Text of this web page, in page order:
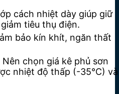
cách nhiệt dày giúp giữ
tiêu thụ điện.
bảo kín khít, ngăn thất
Nên chọn giá kê phủ sơn
nhiệt độ thấp (-35°C) và